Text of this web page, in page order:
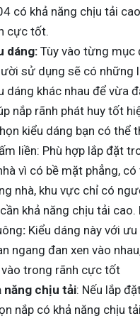
có khả năng chịu tải
cực tốt.
dáng:Tùy vào từng mục
sử dụng sẽ có những
dáng khác nhau để vừa
nắp rãnh phát huy tốt
kiểu dáng bạn có thể
liền: Phù hợp lắp đặt
vì có bề mặt phẳng,
nhà, khu vực chỉ có
khả năng chịu tải
: Kiểu dáng này với
ngang đan xen vào
trong rãnh cực tốt
năng chịu tải: Nếu lắp
nắp có khả năng chịu